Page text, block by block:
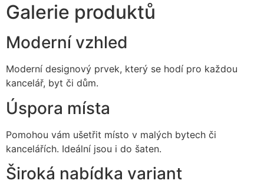
Galerie produktů
Moderní vzhled
Moderní designový prvek, který se hodí pro každou
kancelář, byt či dům.
Úspora místa
Pomohou vám ušetřit místo v malých bytech či
kancelářích. Ideální jsou i do šaten.
Široká nabídka variant